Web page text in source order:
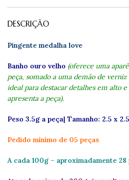
DESCRIÇÃO
Pingente medalha love
Banho ouro velho (oferece uma
peça, somado a uma demão de
ideal para destacar detalhes em alto
apresenta a peça).
Peso 3.5g a peça| Tamanho: 2.5 x
Pedido mínimo de 05 peças
A cada 100g – aproximadamente 28